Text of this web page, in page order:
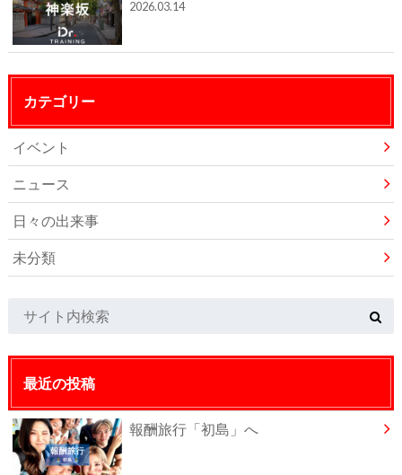
2026.03.14
カテゴリー
イベント
ニュース
日々の出来事
未分類
最近の投稿
報酬旅行「初島」へ